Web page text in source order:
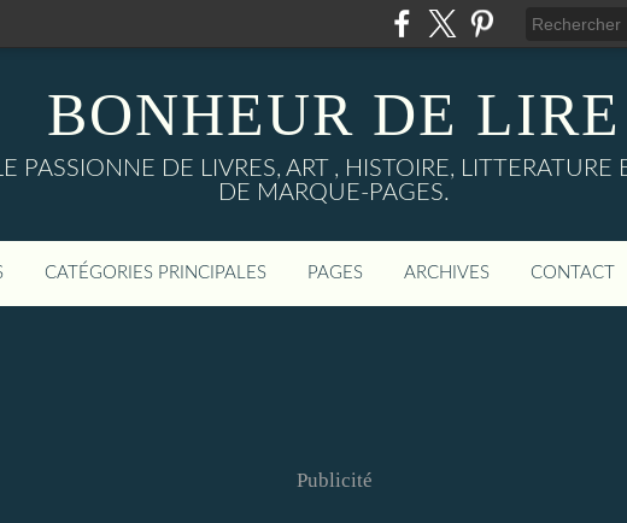
BONHEUR DE LIRE
PASSIONNE DE LIVRES, ART , HISTOIRE,
DE MARQUE-PAGES.
CATÉGORIES PRINCIPALES PAGES ARCHIVES CONTACT
Publicité